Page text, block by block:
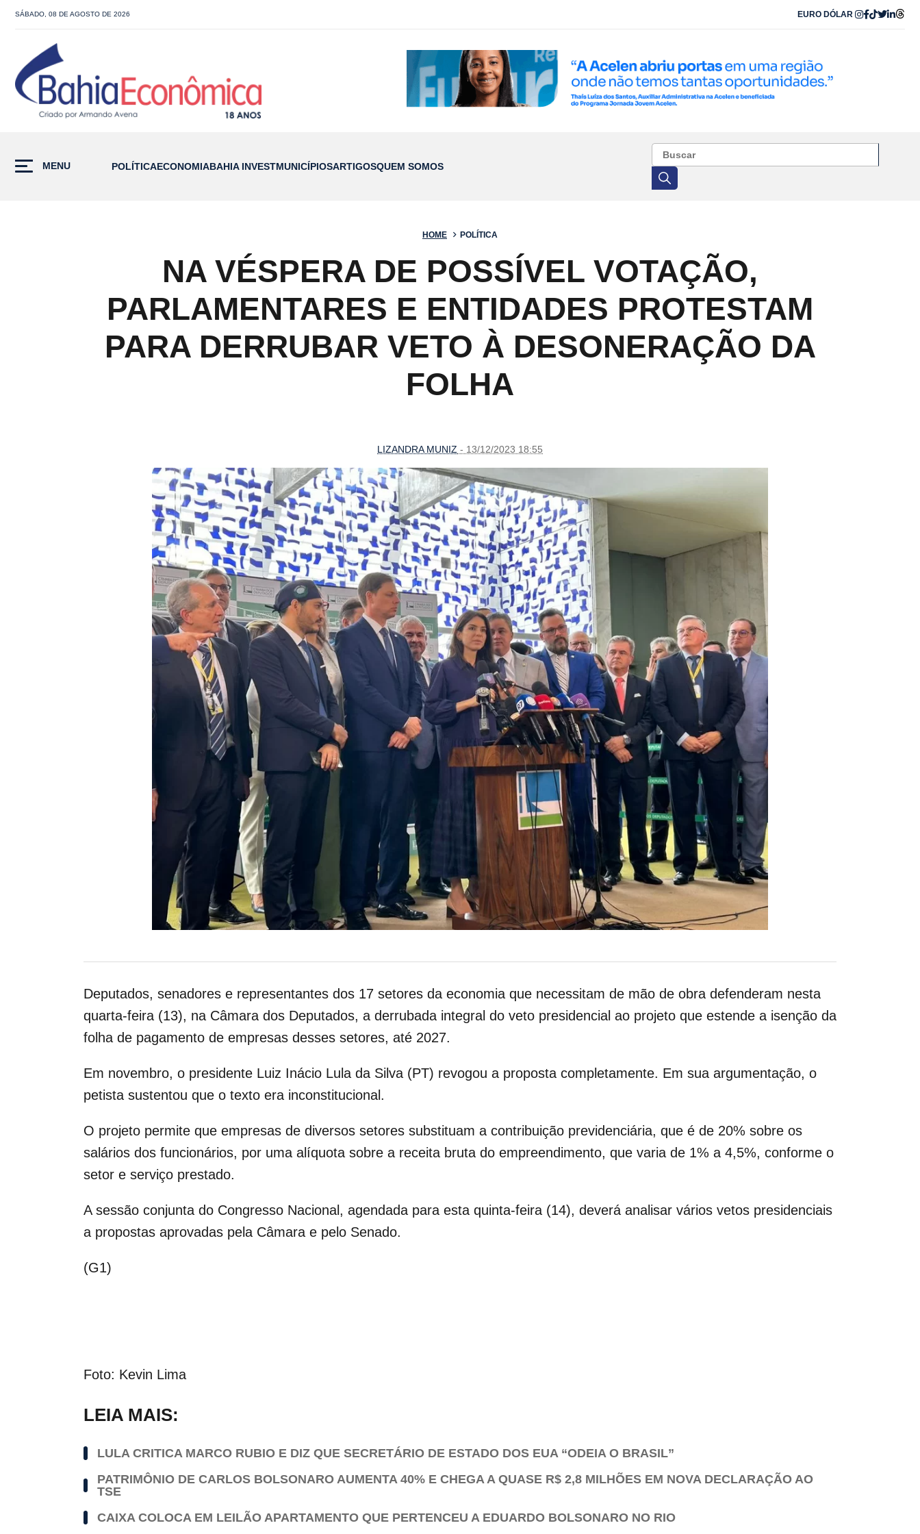
SÁBADO, 08 DE AGOSTO DE 2026 EURO DÓLAR
MENU POLÍTICAECONOMIABAHIA INVESTMUNICÍPIOSARTIGOSQUEM SOMOS
HOME POLÍTICA
NA VÉSPERA DE POSSÍVEL VOTAÇÃO,
PARLAMENTARES E ENTIDADES PROTESTAM
PARA DERRUBAR VETO À DESONERAÇÃO DA
FOLHA
LIZANDRA MUNIZ - 13/12/2023 18:55
Deputados, senadores e representantes dos 17 setores da economia que necessitam de mão de obra defenderam nesta
quarta-feira (13), na Câmara dos Deputados, a derrubada integral do veto presidencial ao projeto que estende a isenção da
folha de pagamento de empresas desses setores, até 2027.
Em novembro, o presidente Luiz Inácio Lula da Silva (PT) revogou a proposta completamente. Em sua argumentação, o
petista sustentou que o texto era inconstitucional.
O projeto permite que empresas de diversos setores substituam a contribuição previdenciária, que é de 20% sobre os
salários dos funcionários, por uma alíquota sobre a receita bruta do empreendimento, que varia de 1% a 4,5%, conforme o
setor e serviço prestado.
A sessão conjunta do Congresso Nacional, agendada para esta quinta-feira (14), deverá analisar vários vetos presidenciais
a propostas aprovadas pela Câmara e pelo Senado.
(G1)
Foto: Kevin Lima
LEIA MAIS:
LULA CRITICA MARCO RUBIO E DIZ QUE SECRETÁRIO DE ESTADO DOS EUA “ODEIA O BRASIL”
PATRIMÔNIO DE CARLOS BOLSONARO AUMENTA 40% E CHEGA A QUASE R$ 2,8 MILHÕES EM NOVA DECLARAÇÃO AO
TSE
CAIXA COLOCA EM LEILÃO APARTAMENTO QUE PERTENCEU A EDUARDO BOLSONARO NO RIO